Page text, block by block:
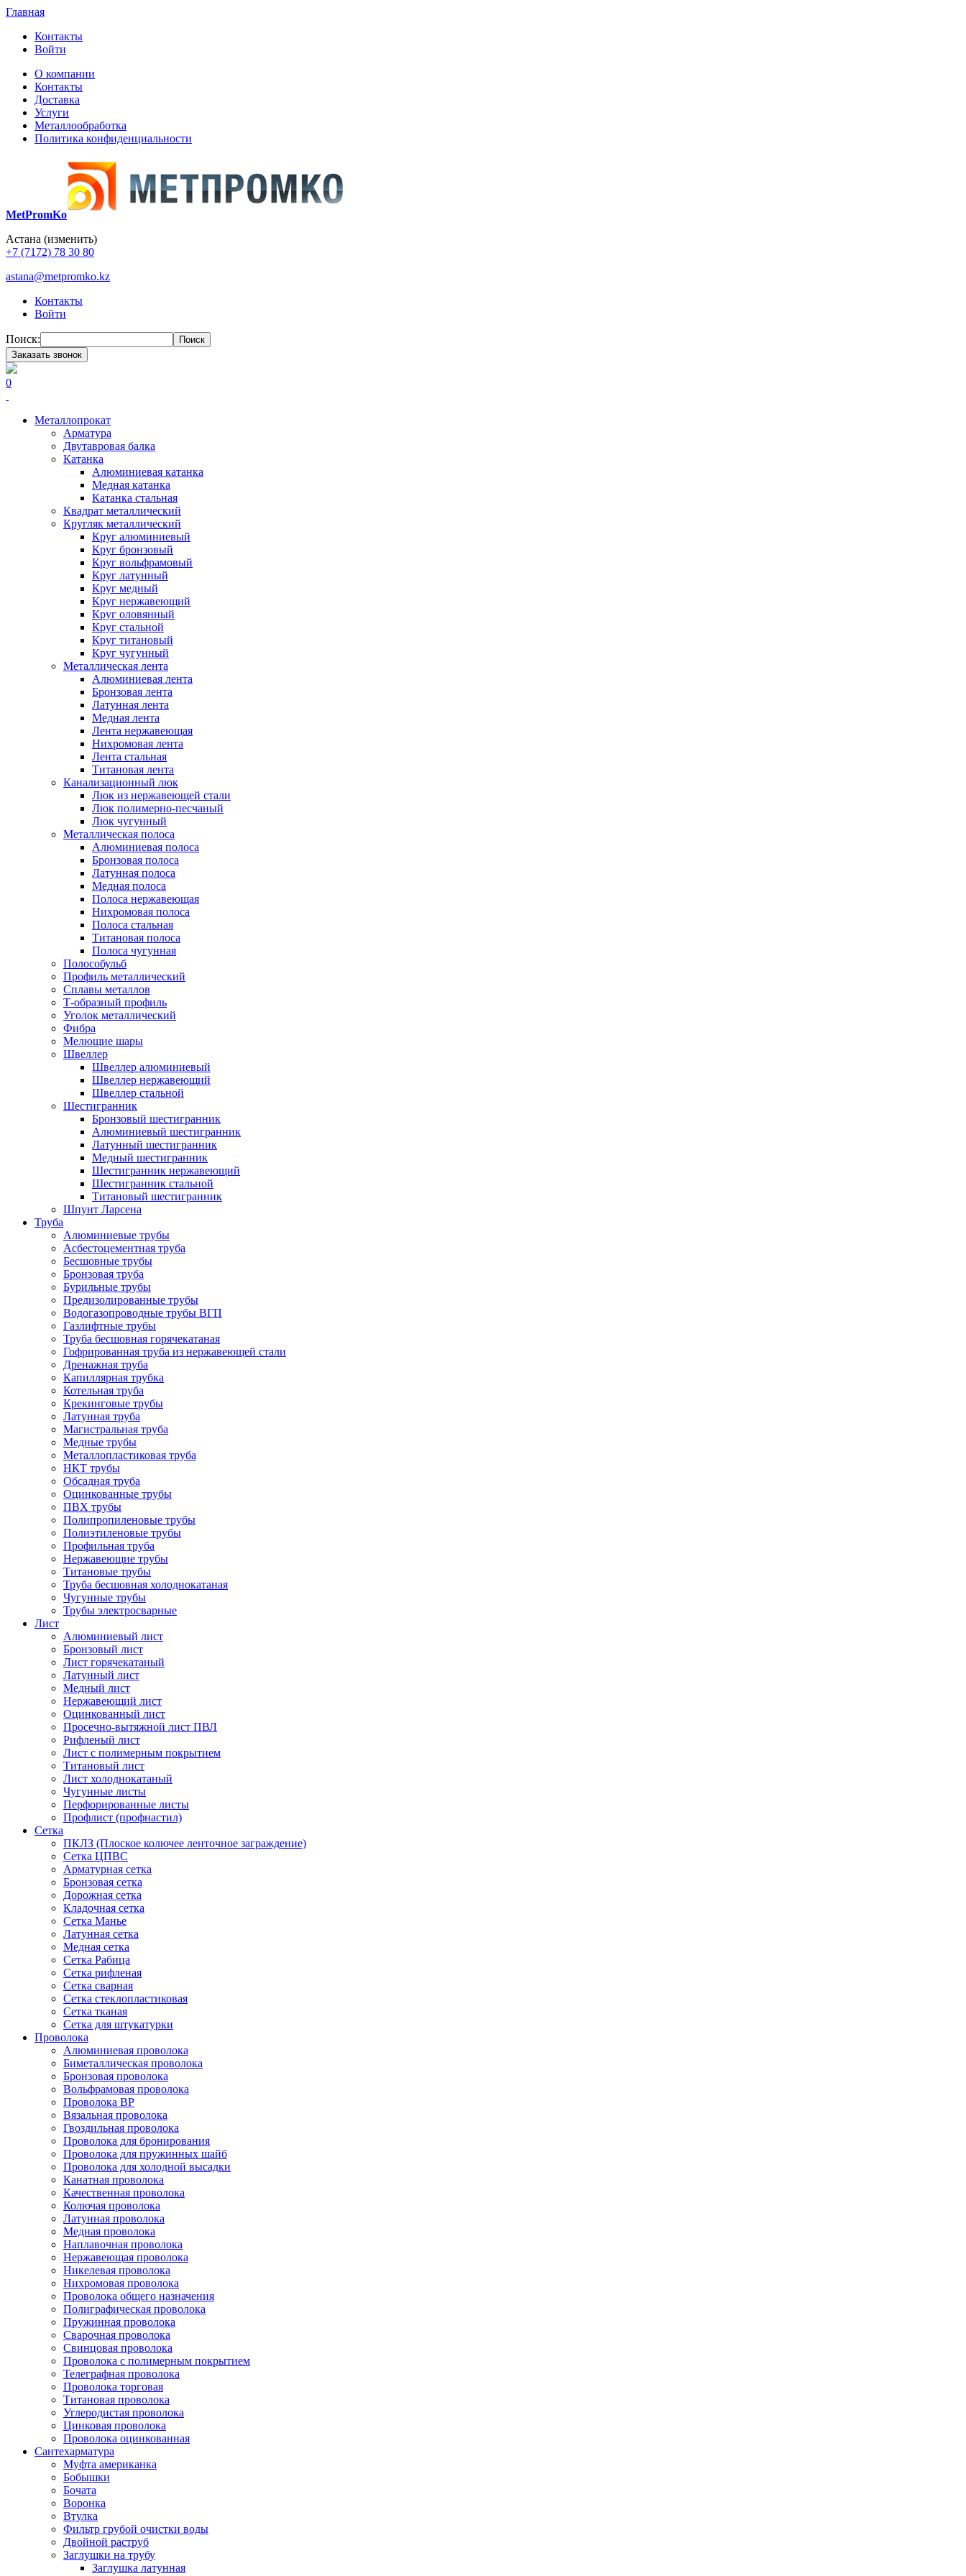
Главная
Контакты
Войти
О компании
Контакты
Доставка
Услуги
Металлообработка
Политика конфиденциальности
MetPromKo
Астана (изменить)
+7 (7172) 78 30 80
astana@metpromko.kz
Контакты
Войти
Поиск:
Поиск
Заказать звонок
0
Металлопрокат
Арматура
Двутавровая балка
Катанка
Алюминиевая катанка
Медная катанка
Катанка стальная
Квадрат металлический
Кругляк металлический
Круг алюминиевый
Круг бронзовый
Круг вольфрамовый
Круг латунный
Круг медный
Круг нержавеющий
Круг оловянный
Круг стальной
Круг титановый
Круг чугунный
Металлическая лента
Алюминиевая лента
Бронзовая лента
Латунная лента
Медная лента
Лента нержавеющая
Нихромовая лента
Лента стальная
Титановая лента
Канализационный люк
Люк из нержавеющей стали
Люк полимерно-песчаный
Люк чугунный
Металлическая полоса
Алюминиевая полоса
Бронзовая полоса
Латунная полоса
Медная полоса
Полоса нержавеющая
Нихромовая полоса
Полоса стальная
Титановая полоса
Полоса чугунная
Полособульб
Профиль металлический
Сплавы металлов
Т-образный профиль
Уголок металлический
Фибра
Мелющие шары
Швеллер
Швеллер алюминиевый
Швеллер нержавеющий
Швеллер стальной
Шестигранник
Бронзовый шестигранник
Алюминиевый шестигранник
Латунный шестигранник
Медный шестигранник
Шестигранник нержавеющий
Шестигранник стальной
Титановый шестигранник
Шпунт Ларсена
Труба
Алюминиевые трубы
Асбестоцементная труба
Бесшовные трубы
Бронзовая труба
Бурильные трубы
Предизолированные трубы
Водогазопроводные трубы ВГП
Газлифтные трубы
Труба бесшовная горячекатаная
Гофрированная труба из нержавеющей стали
Дренажная труба
Капиллярная трубка
Котельная труба
Крекинговые трубы
Латунная труба
Магистральная труба
Медные трубы
Металлопластиковая труба
НКТ трубы
Обсадная труба
Оцинкованные трубы
ПВХ трубы
Полипропиленовые трубы
Полиэтиленовые трубы
Профильная труба
Нержавеющие трубы
Титановые трубы
Труба бесшовная холоднокатаная
Чугунные трубы
Трубы электросварные
Лист
Алюминиевый лист
Бронзовый лист
Лист горячекатаный
Латунный лист
Медный лист
Нержавеющий лист
Оцинкованный лист
Просечно-вытяжной лист ПВЛ
Рифленый лист
Лист с полимерным покрытием
Титановый лист
Лист холоднокатаный
Чугунные листы
Перфорированные листы
Профлист (профнастил)
Сетка
ПКЛЗ (Плоское колючее ленточное заграждение)
Сетка ЦПВС
Арматурная сетка
Бронзовая сетка
Дорожная сетка
Кладочная сетка
Сетка Манье
Латунная сетка
Медная сетка
Сетка Рабица
Сетка рифленая
Сетка сварная
Сетка стеклопластиковая
Сетка тканая
Сетка для штукатурки
Проволока
Алюминиевая проволока
Биметаллическая проволока
Бронзовая проволока
Вольфрамовая проволока
Проволока ВР
Вязальная проволока
Гвоздильная проволока
Проволока для бронирования
Проволока для пружинных шайб
Проволока для холодной высадки
Канатная проволока
Качественная проволока
Колючая проволока
Латунная проволока
Медная проволока
Наплавочная проволока
Нержавеющая проволока
Никелевая проволока
Нихромовая проволока
Проволока общего назначения
Полиграфическая проволока
Пружинная проволока
Сварочная проволока
Свинцовая проволока
Проволока с полимерным покрытием
Телеграфная проволока
Проволока торговая
Титановая проволока
Углеродистая проволока
Цинковая проволока
Проволока оцинкованная
Сантехарматура
Муфта американка
Бобышки
Бочата
Воронка
Втулка
Фильтр грубой очистки воды
Двойной раструб
Заглушки на трубу
Заглушка латунная